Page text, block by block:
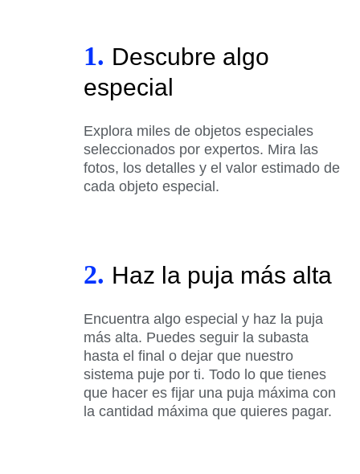
1. Descubre algo
especial
Explora miles de objetos especiales
seleccionados por expertos. Mira las
fotos, los detalles y el valor estimado de
cada objeto especial.
2. Haz la puja más alta
Encuentra algo especial y haz la puja
más alta. Puedes seguir la subasta
hasta el final o dejar que nuestro
sistema puje por ti. Todo lo que tienes
que hacer es fijar una puja máxima con
la cantidad máxima que quieres pagar.